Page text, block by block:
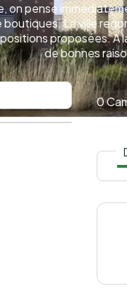
on pense
boutiques. La ville
proposées. À
de bonnes
0